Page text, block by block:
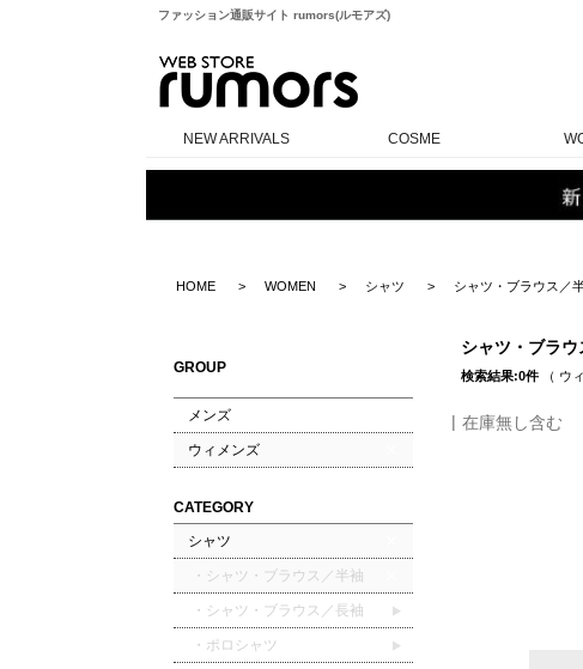
ファッション通販サイト rumors(ルモアズ)
NEW ARRIVALS COSME
HOME WOMEN シャツ シャツ・ブラウス／
GROUP
メンズ
ウィメンズ
CATEGORY
シャツ
・シャツ・ブラウス／半袖
・シャツ・ブラウス／長袖
・ポロシャツ
シャツ・ブラ
検索結果:0件（ ウ
在庫無し含む